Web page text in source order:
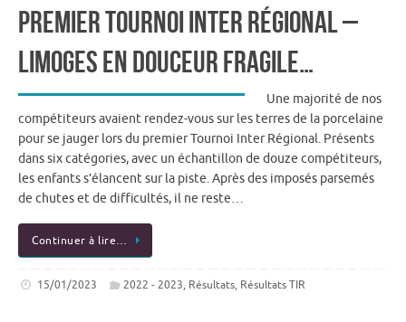
Premier Tournoi Inter Régional –
Limoges en douceur fragile…
Une majorité de nos
compétiteurs avaient rendez-vous sur les terres de la porcelaine
pour se jauger lors du premier Tournoi Inter Régional. Présents
dans six catégories, avec un échantillon de douze compétiteurs,
les enfants s’élancent sur la piste. Après des imposés parsemés
de chutes et de difficultés, il ne reste…
Continuer à lire…
15/01/2023 2022 - 2023, Résultats, Résultats TIR